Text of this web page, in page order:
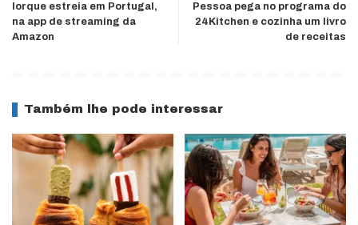
Iorque estreia em Portugal,
na app de streaming da
Amazon
Pessoa pega no programa do
24Kitchen e cozinha um livro
de receitas
Também lhe pode interessar